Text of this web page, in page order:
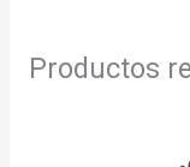
Productos